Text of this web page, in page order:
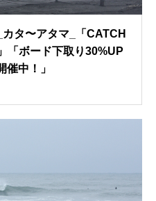
タ〜アタマ_「CATCH
「ボード下取り30%UP
催中！」